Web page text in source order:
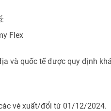
Flex
và quốc tế được quy định
vé xuất/đổi từ 01/12/2024.